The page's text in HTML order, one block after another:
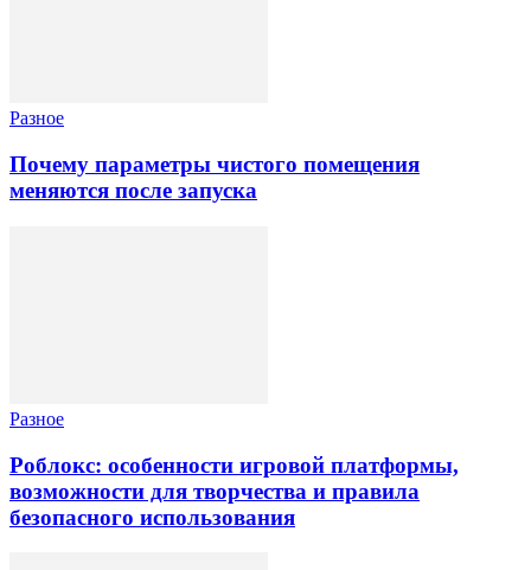
Разное
Почему параметры чистого помещения
меняются после запуска
Разное
Роблокс: особенности игровой платформы,
возможности для творчества и правила
безопасного использования